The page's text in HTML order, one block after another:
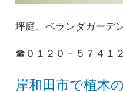
坪庭、ベランダガーデ
☎０１２０－５７４１
岸和田市で植木